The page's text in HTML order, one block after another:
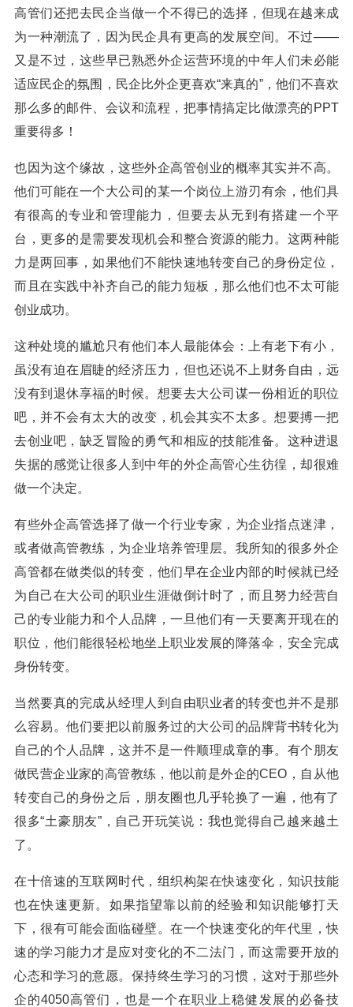
高管们还把去民企当做一个不得已的选择，但现在越来成
为一种潮流了，因为民企具有更高的发展空间。不过——
又是不过，这些早已熟悉外企运营环境的中年人们未必能
适应民企的氛围，民企比外企更喜欢“来真的”，他们不喜欢
那么多的邮件、会议和流程，把事情搞定比做漂亮的PPT
重要得多！
也因为这个缘故，这些外企高管创业的概率其实并不高。
他们可能在一个大公司的某一个岗位上游刃有余，他们具
有很高的专业和管理能力，但要去从无到有搭建一个平
台，更多的是需要发现机会和整合资源的能力。这两种能
力是两回事，如果他们不能快速地转变自己的身份定位，
而且在实践中补齐自己的能力短板，那么他们也不太可能
创业成功。
这种处境的尴尬只有他们本人最能体会：上有老下有小，
虽没有迫在眉睫的经济压力，但也还说不上财务自由，远
没有到退休享福的时候。想要去大公司谋一份相近的职位
吧，并不会有太大的改变，机会其实不太多。想要搏一把
去创业吧，缺乏冒险的勇气和相应的技能准备。这种进退
失据的感觉让很多人到中年的外企高管心生彷徨，却很难
做一个决定。
有些外企高管选择了做一个行业专家，为企业指点迷津，
或者做高管教练，为企业培养管理层。我所知的很多外企
高管都在做类似的转变，他们早在企业内部的时候就已经
为自己在大公司的职业生涯做倒计时了，而且努力经营自
己的专业能力和个人品牌，一旦他们有一天要离开现在的
职位，他们能很轻松地坐上职业发展的降落伞，安全完成
身份转变。
当然要真的完成从经理人到自由职业者的转变也并不是那
么容易。他们要把以前服务过的大公司的品牌背书转化为
自己的个人品牌，这并不是一件顺理成章的事。有个朋友
做民营企业家的高管教练，他以前是外企的CEO，自从他
转变自己的身份之后，朋友圈也几乎轮换了一遍，他有了
很多“土豪朋友”，自己开玩笑说：我也觉得自己越来越土
了。
在十倍速的互联网时代，组织构架在快速变化，知识技能
也在快速更新。如果指望靠以前的经验和知识能够打天
下，很有可能会面临碰壁。在一个快速变化的年代里，快
速的学习能力才是应对变化的不二法门，而这需要开放的
心态和学习的意愿。保持终生学习的习惯，这对于那些外
企的4050高管们，也是一个在职业上稳健发展的必备技